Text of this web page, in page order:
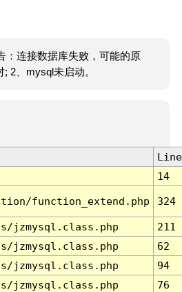
：连接数据库失败，可能的原
2、mysql未启动。
Line
14
function_extend.php 324
jzmysql.class.php
211
jzmysql.class.php
62
jzmysql.class.php
94
jzmysql.class.php 76